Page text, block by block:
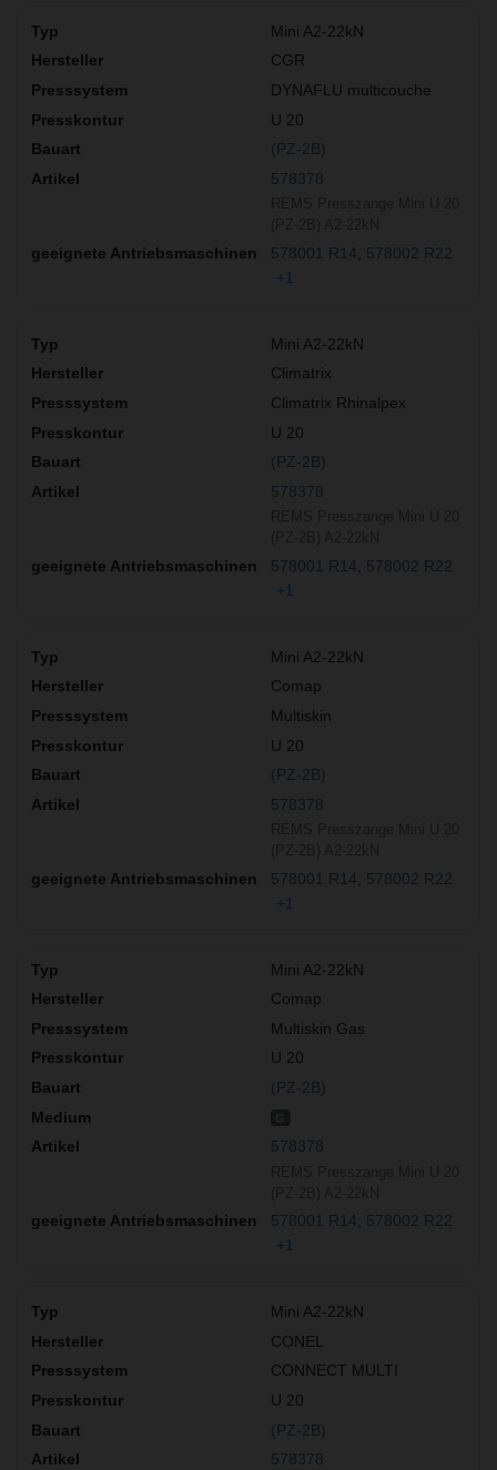
Mini A2-22kN
CGR
DYNAFLU multicouche
U 20
(PZ-2B)
578378
578001 R14
578002 R22
+1
Mini A2-22kN
Climatrix
Climatrix Rhinalpex
U 20
(PZ-2B)
578378
578001 R14
578002 R22
+1
Mini A2-22kN
Comap
Multiskin
U 20
(PZ-2B)
578378
578001 R14
578002 R22
+1
Mini A2-22kN
Comap
Multiskin Gas
U 20
(PZ-2B)
578378
578001 R14
578002 R22
+1
Mini A2-22kN
CONEL
CONNECT MULTI
U 20
(PZ-2B)
578378